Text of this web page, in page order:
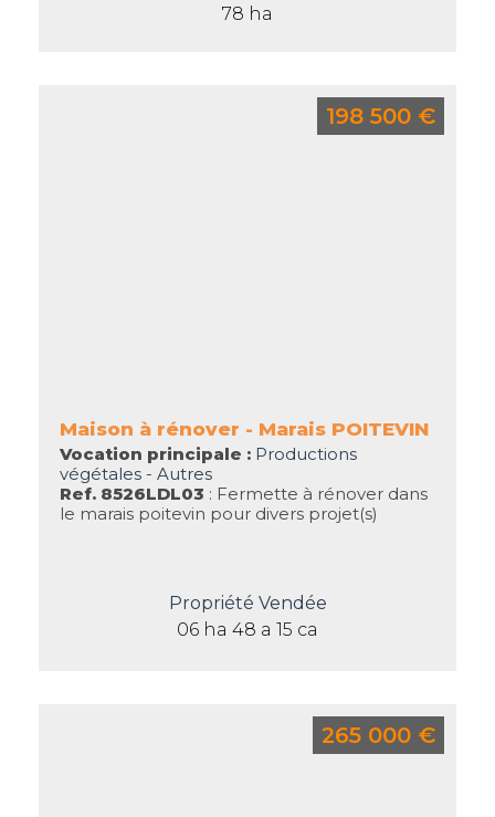
78 ha
Maison à rénover - Marais POITEVIN
Vocation principale : Productions
végétales - Autres
Ref. 8526LDL03 : Fermette à rénover dans
le marais poitevin pour divers projet(s)
Propriété Vendée
06 ha 48 a 15 ca
198 500 €
265 000 €